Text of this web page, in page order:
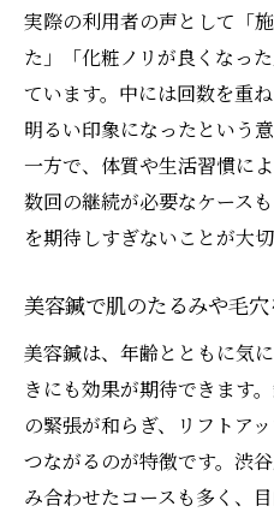
美容鍼を継続して
美容鍼の通い方と
美容鍼の費用対
美容鍼で理想の素
美容鍼の初回体験
実際の利用者の声として「
た」「化粧ノリが良くなっ
ています。中には回数を重
明るい印象になったという意
一方で、体質や生活習慣に
数回の継続が必要なケース
を期待しすぎないことが大切
美容鍼で肌のたるみや毛
美容鍼は、年齢とともに気
きにも効果が期待できます
の緊張が和らぎ、リフトア
つながるのが特徴です。渋
み合わせたコースも多く、